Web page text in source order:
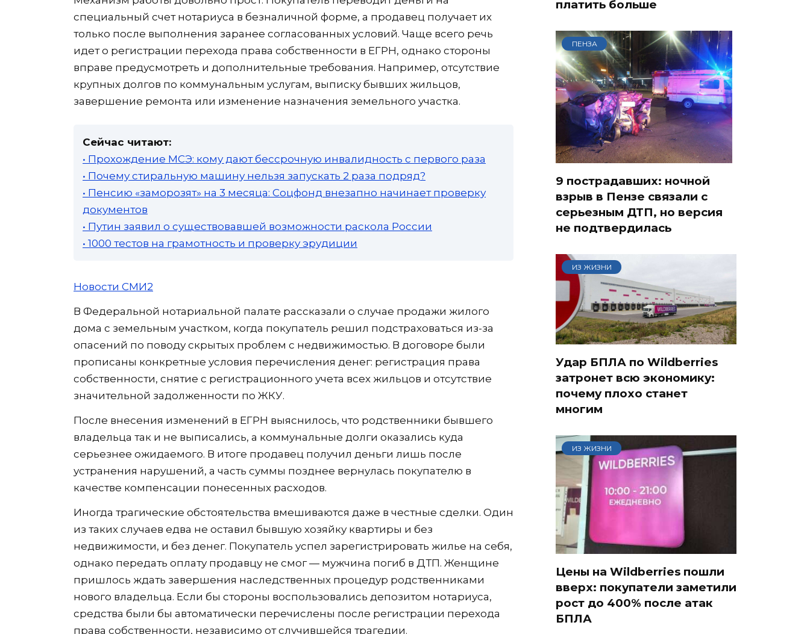
специальный счет нотариуса в безналичной форме, а продавец получает их
только после выполнения заранее согласованных условий. Чаще всего речь
идет о регистрации перехода права собственности в ЕГРН, однако стороны
вправе предусмотреть и дополнительные требования. Например, отсутствие
крупных долгов по коммунальным услугам, выписку бывших жильцов,
завершение ремонта или изменение назначения земельного участка.
Сейчас читают:
• Прохождение МСЭ: кому дают бессрочную инвалидность с первого раза
• Почему стиральную машину нельзя запускать 2 раза подряд?
• Пенсию «заморозят» на 3 месяца: Соцфонд внезапно начинает проверку
документов
• Путин заявил о существовавшей возможности раскола России
• 1000 тестов на грамотность и проверку эрудиции
Новости СМИ2
В Федеральной нотариальной палате рассказали о случае продажи жилого
дома с земельным участком, когда покупатель решил подстраховаться из-за
опасений по поводу скрытых проблем с недвижимостью. В договоре были
прописаны конкретные условия перечисления денег: регистрация права
собственности, снятие с регистрационного учета всех жильцов и отсутствие
значительной задолженности по ЖКУ.
После внесения изменений в ЕГРН выяснилось, что родственники бывшего
владельца так и не выписались, а коммунальные долги оказались куда
серьезнее ожидаемого. В итоге продавец получил деньги лишь после
устранения нарушений, а часть суммы позднее вернулась покупателю в
качестве компенсации понесенных расходов.
Иногда трагические обстоятельства вмешиваются даже в честные сделки. Один
из таких случаев едва не оставил бывшую хозяйку квартиры и без
недвижимости, и без денег. Покупатель успел зарегистрировать жилье на себя,
однако передать оплату продавцу не смог — мужчина погиб в ДТП. Женщине
пришлось ждать завершения наследственных процедур родственниками
нового владельца. Если бы стороны воспользовались депозитом нотариуса,
средства были бы автоматически перечислены после регистрации перехода
права собственности, независимо от случившейся трагедии.
платить больше
ПЕНЗА
9 пострадавших: ночной
взрыв в Пензе связали с
серьезным ДТП, но версия
не подтвердилась
ИЗ ЖИЗНИ
Удар БПЛА по Wildberries
затронет всю экономику:
почему плохо станет
многим
ИЗ ЖИЗНИ
Цены на Wildberries пошли
вверх: покупатели заметили
рост до 400% после атак
БПЛА